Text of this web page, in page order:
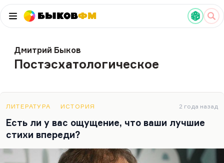
БыковФМ
Дмитрий Быков
Постэсхатологическое
ЛИТЕРАТУРА ИСТОРИЯ 2 года назад
Есть ли у вас ощущение, что ваши лучшие
стихи впереди?